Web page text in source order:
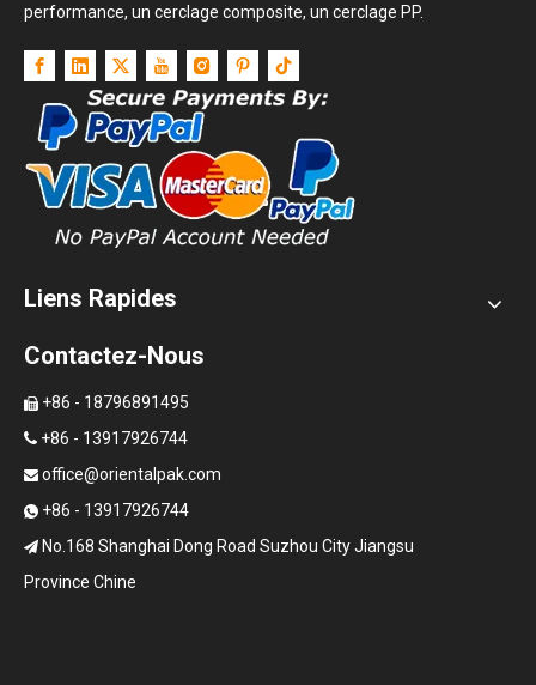
performance, un cerclage composite, un cerclage PP.
Liens Rapides
Contactez-Nous
 +86 - 18796891495
 +86 - 13917926744
 office@orientalpak.com
 +86 - 13917926744
 No.168 Shanghai Dong Road Suzhou City Jiangsu
Province Chine